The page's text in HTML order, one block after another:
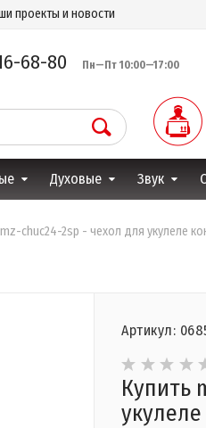
проекты и новости
68-80 Пн—Пт 10:00—17:00
Духовые Звук
chuc24-2sp - чехол для укулеле
Артикул:
Купить